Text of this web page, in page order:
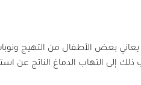
بعض الأطفال من التهيج
إلى التهاب الدماغ الناتج عن